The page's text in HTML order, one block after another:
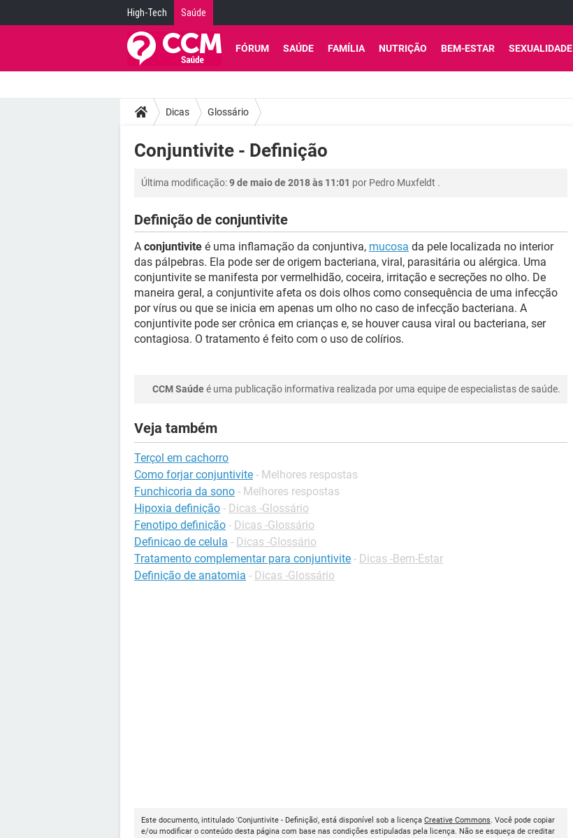
High-Tech Saúde
FÓRUM SAÚDE FAMÍLIA NUTRIÇÃO BEM-ESTAR SEXUALIDADE
Dicas Glossário
Conjuntivite - Definição
Última modificação:9 de maio de 2018 às 11:01 por Pedro Muxfeldt .
Definição de conjuntivite
A conjuntivite é uma inflamação da conjuntiva, mucosa da pele localizada no interior
das pálpebras. Ela pode ser de origem bacteriana, viral, parasitária ou alérgica. Uma
conjuntivite se manifesta por vermelhidão, coceira, irritação e secreções no olho. De
maneira geral, a conjuntivite afeta os dois olhos como consequência de uma infecção
por vírus ou que se inicia em apenas um olho no caso de infecção bacteriana. A
conjuntivite pode ser crônica em crianças e, se houver causa viral ou bacteriana, ser
contagiosa. O tratamento é feito com o uso de colírios.
CCM Saúdeé uma publicação informativa realizada por uma equipe de especialistas de saúde.
Veja também
Terçol em cachorro
Como forjar conjuntivite - Melhores respostas
Funchicoria da sono - Melhores respostas
Hipoxia definição - Dicas -Glossário
Fenotipo definição - Dicas -Glossário
Definicao de celula - Dicas -Glossário
Tratamento complementar para conjuntivite - Dicas -Bem-Estar
Definição de anatomia - Dicas -Glossário
Este documento, intitulado 'Conjuntivite - Definição', está disponível sob a licença Creative Commons. Você pode copiar
e/ou modificar o conteúdo desta página com base nas condições estipuladas pela licença. Não se esqueça de creditar